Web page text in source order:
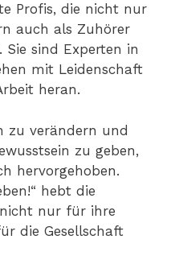
Profis, die nicht nur
auch als Zuhörer
sind Experten in
mit Leidenschaft
heran.
zu verändern und
zu geben,
hervorgehoben.
hebt die
nur für ihre
die Gesellschaft